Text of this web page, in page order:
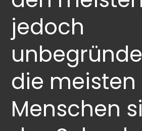
jedoch
die meisten
Menschen